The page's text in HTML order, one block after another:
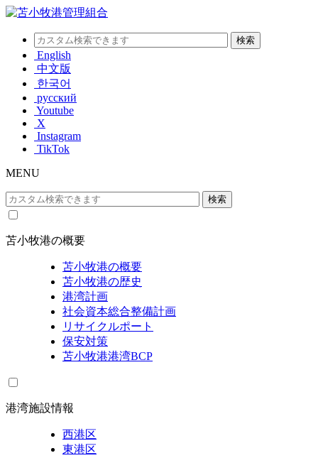
English
中文版
한국어
русский
Youtube
X
Instagram
TikTok
MENU
苫小牧港の概要
苫小牧港の概要
苫小牧港の歴史
港湾計画
社会資本総合整備計画
リサイクルポート
保安対策
苫小牧港港湾BCP
港湾施設情報
西港区
東港区